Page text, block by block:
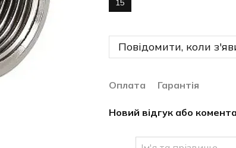
15
Повідомити, коли
Оплата Гарантія
Новий відгук або